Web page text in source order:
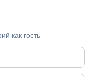
как гость